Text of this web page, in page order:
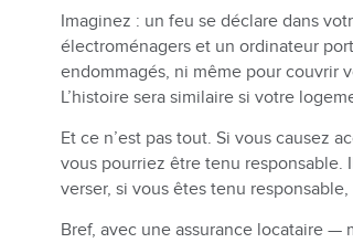
Imaginez : un feu se déclare dans
électroménagers et un ordinateur
endommagés, ni même pour couvrir
L’histoire sera similaire si votre
Et ce n’est pas tout. Si vous causez
vous pourriez être tenu responsable.
verser, si vous êtes tenu
Bref, avec une assurance locataire —